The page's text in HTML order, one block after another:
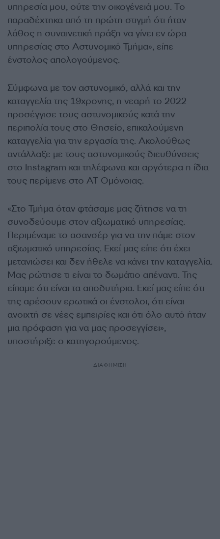
υπηρεσία μου, ούτε την οικογένειά μου. Το
παραδέχτηκα από τη πρώτη στιγμή ότι ήταν
λάθος η συναινετική πράξη να γίνει εν ώρα
υπηρεσίας στο Αστυνομικό Τμήμα», είπε
ένστολος απολογούμενος.
Σύμφωνα με τον αστυνομικό, αλλά και την
καταγγελία της 19χρονης, η νεαρή το 2022
προσέγγισε τους αστυνομικούς κατά την
περιπολία τους στο Θησείο, επικαλούμενη
καταγγελία για την εργασία της. Ακολούθως
αντάλλαξε με τους αστυνομικούς διευθύνσεις
στο Instagram και τηλέφωνα και αργότερα η ίδια
τους περίμενε στο ΑΤ Ομόνοιας.
«Στο Τμήμα όταν φτάσαμε μας ζήτησε να τη
συνοδεύουμε στον αξιωματικό υπηρεσίας.
Περιμέναμε το ασανσέρ για να την πάμε στον
αξιωματικό υπηρεσίας. Εκεί μας είπε ότι έχει
μετανιώσει και δεν ήθελε να κάνει την καταγγελία.
Μας ρώτησε τι είναι το δωμάτιο απέναντι. Της
είπαμε ότι είναι τα αποδυτήρια. Εκεί μας είπε ότι
της αρέσουν ερωτικά οι ένστολοι, ότι είναι
ανοιχτή σε νέες εμπειρίες και ότι όλο αυτό ήταν
μια πρόφαση για να μας προσεγγίσει»,
υποστήριξε ο κατηγορούμενος.
ΔΙΑΦΗΜΙΣΗ